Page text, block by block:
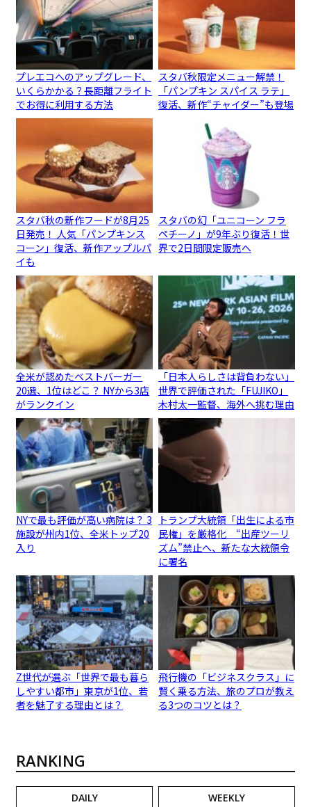
プレエコへのアップグレード、
いくらかかる？長距離フライト
でお得に利用する方法
スタバ秋限定メニュー解禁！
「パンプキン スパイス ラテ」
復活、新作“チャイダー”も登場
スタバ秋の新作フードが8月25
日発売！ 人気「パンプキンス
コーン」復活、新作アップルパ
イも
スタバの幻「ユニコーン フラ
ペチーノ」が9年ぶり復活！世
界で2日間限定販売へ
全米が認めたベストバーガー
20選、1位はどこ？ NYから3店
がランクイン
「日本人らしさは背負わない」
世界で評価された「FUJIKO」
木村太一監督、海外へ挑む理由
NYで最も評価が高い病院は？ 3
施設が州内1位、全米トップ20
入り
トランプ大統領「出生による市
民権」を厳格化 “出産ツーリ
ズム”禁止へ、新たな大統領令
に署名
Z世代が選ぶ「世界で最も暮ら
しやすい都市」東京が1位、若
者を魅了する理由とは？
飛行機の「ビジネスクラス」に
賢く乗る方法、旅のプロが教え
る3つのコツとは？
RANKING
DAILY WEEKLY